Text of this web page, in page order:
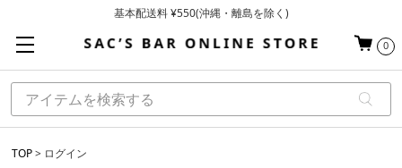
基本配送料 ¥550(沖縄・離島を除く)
お買い上げ合計¥3,980以上で送料無料
0
TOP ログイン